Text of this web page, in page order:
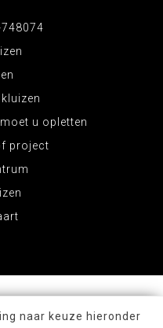
u opletten
project
naar keuze hieronder